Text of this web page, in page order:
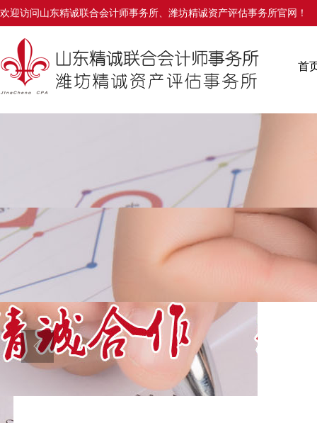
欢迎访问山东精诚联合会计师事务所、潍坊精诚资产评估事务所官网！
首